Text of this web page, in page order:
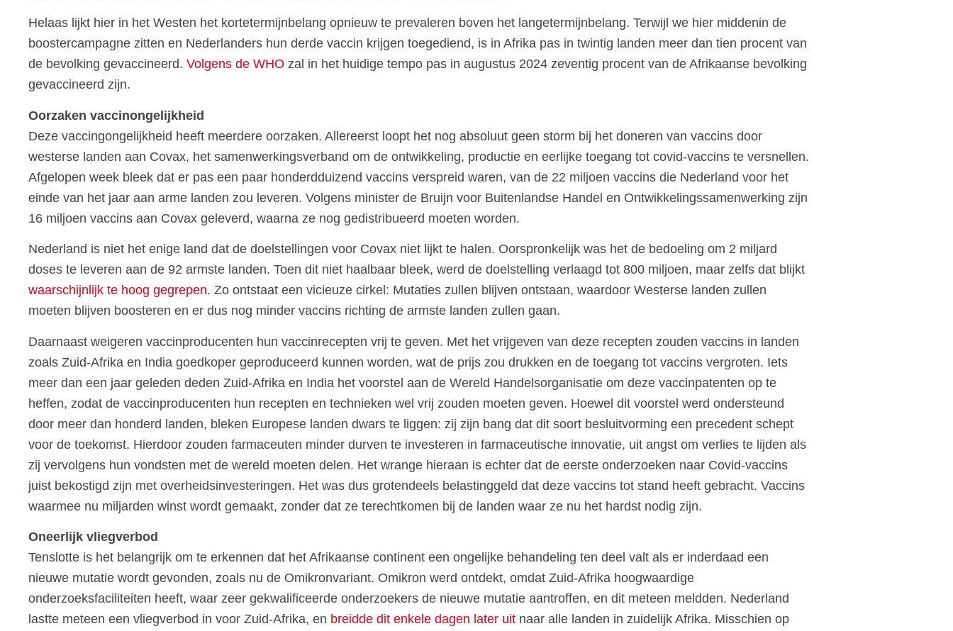
Helaas lijkt hier in het Westen het kortetermijnbelang opnieuw te prevaleren boven het langetermijnbelang. Terwijl we hier middenin de
boostercampagne zitten en Nederlanders hun derde vaccin krijgen toegediend, is in Afrika pas in twintig landen meer dan tien procent van
de bevolking gevaccineerd. Volgens de WHO zal in het huidige tempo pas in augustus 2024 zeventig procent van de Afrikaanse bevolking
gevaccineerd zijn.
Oorzaken vaccinongelijkheid
Deze vaccingongelijkheid heeft meerdere oorzaken. Allereerst loopt het nog absoluut geen storm bij het doneren van vaccins door
westerse landen aan Covax, het samenwerkingsverband om de ontwikkeling, productie en eerlijke toegang tot covid-vaccins te versnellen.
Afgelopen week bleek dat er pas een paar honderdduizend vaccins verspreid waren, van de 22 miljoen vaccins die Nederland voor het
einde van het jaar aan arme landen zou leveren. Volgens minister de Bruijn voor Buitenlandse Handel en Ontwikkelingssamenwerking zijn
16 miljoen vaccins aan Covax geleverd, waarna ze nog gedistribueerd moeten worden.
Nederland is niet het enige land dat de doelstellingen voor Covax niet lijkt te halen. Oorspronkelijk was het de bedoeling om 2 miljard
doses te leveren aan de 92 armste landen. Toen dit niet haalbaar bleek, werd de doelstelling verlaagd tot 800 miljoen, maar zelfs dat blijkt
waarschijnlijk te hoog gegrepen. Zo ontstaat een vicieuze cirkel: Mutaties zullen blijven ontstaan, waardoor Westerse landen zullen
moeten blijven boosteren en er dus nog minder vaccins richting de armste landen zullen gaan.
Daarnaast weigeren vaccinproducenten hun vaccinrecepten vrij te geven. Met het vrijgeven van deze recepten zouden vaccins in landen
zoals Zuid-Afrika en India goedkoper geproduceerd kunnen worden, wat de prijs zou drukken en de toegang tot vaccins vergroten. Iets
meer dan een jaar geleden deden Zuid-Afrika en India het voorstel aan de Wereld Handelsorganisatie om deze vaccinpatenten op te
heffen, zodat de vaccinproducenten hun recepten en technieken wel vrij zouden moeten geven. Hoewel dit voorstel werd ondersteund
door meer dan honderd landen, bleken Europese landen dwars te liggen: zij zijn bang dat dit soort besluitvorming een precedent schept
voor de toekomst. Hierdoor zouden farmaceuten minder durven te investeren in farmaceutische innovatie, uit angst om verlies te lijden als
zij vervolgens hun vondsten met de wereld moeten delen. Het wrange hieraan is echter dat de eerste onderzoeken naar Covid-vaccins
juist bekostigd zijn met overheidsinvesteringen. Het was dus grotendeels belastinggeld dat deze vaccins tot stand heeft gebracht. Vaccins
waarmee nu miljarden winst wordt gemaakt, zonder dat ze terechtkomen bij de landen waar ze nu het hardst nodig zijn.
Oneerlijk vliegverbod
Tenslotte is het belangrijk om te erkennen dat het Afrikaanse continent een ongelijke behandeling ten deel valt als er inderdaad een
nieuwe mutatie wordt gevonden, zoals nu de Omikronvariant. Omikron werd ontdekt, omdat Zuid-Afrika hoogwaardige
onderzoeksfaciliteiten heeft, waar zeer gekwalificeerde onderzoekers de nieuwe mutatie aantroffen, en dit meteen meldden. Nederland
lastte meteen een vliegverbod in voor Zuid-Afrika, en breidde dit enkele dagen later uit naar alle landen in zuidelijk Afrika. Misschien op